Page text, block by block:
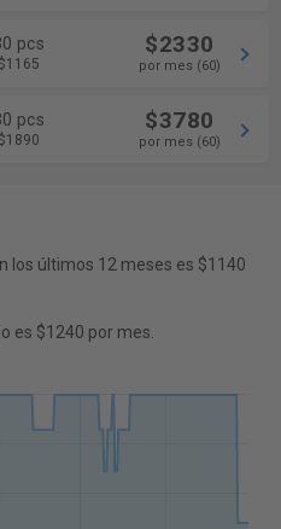
pcs $2330
por mes (60)
pcs $3780
por mes (60)
los últimos 12 meses es $1140
es $1240 por mes.